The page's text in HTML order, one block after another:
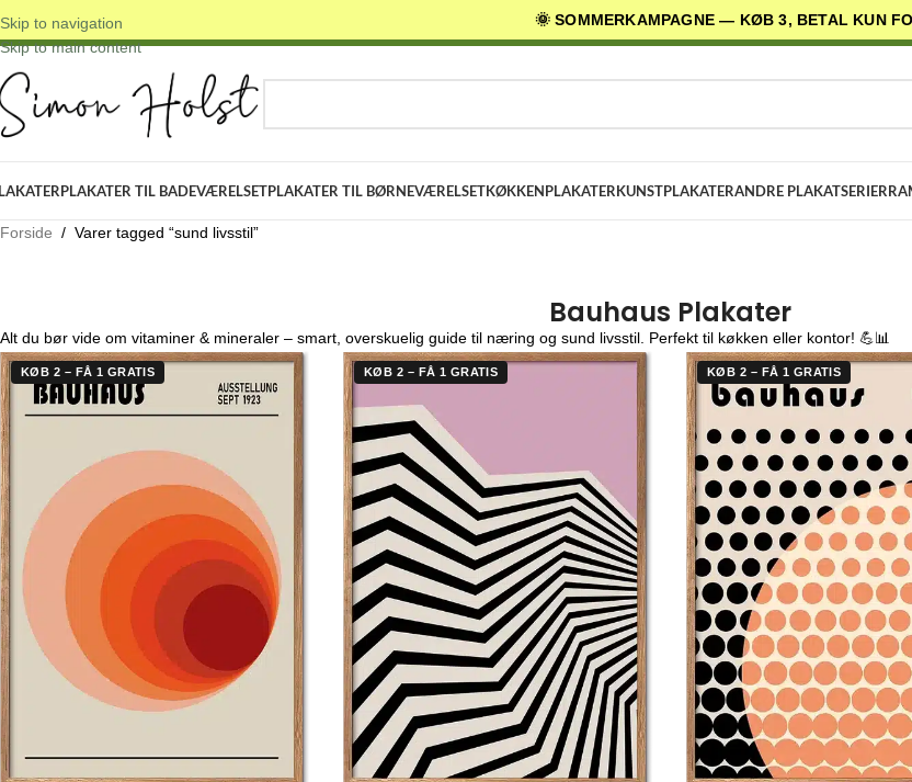
🌞 SOMMERKAMPAGNE — KØB 3, BETAL KUN
Skip to navigation
Skip to main content
ORIGINALE DESIGNS ✓ 3-5 DAGES LEVERING ✓ 30 DAGES RETURRET ★ 4,5/5 PÅ
PLAKATER TIL BADEVÆRELSETPLAKATER TIL BØRNEVÆRELSETKØKKENPLAKATERKUNSTPLAKATERANDRE PLAKATSERIER
Forside / Varer tagged “sund livsstil”
Bauhaus Plakater
Alt du bør vide om vitaminer & mineraler – smart, overskuelig guide til næring og sund livsstil. Perfekt til køkken eller kontor! 💪📊
KØB 2 – FÅ 1 GRATIS KØB 2 – FÅ 1 GRATIS KØB 2 – FÅ 1 GRATIS